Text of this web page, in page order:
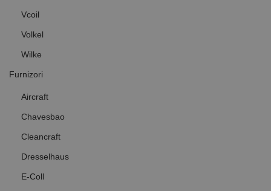
Vcoil
Volkel
Wilke
Furnizori
Aircraft
Chavesbao
Cleancraft
Dresselhaus
E-Coll